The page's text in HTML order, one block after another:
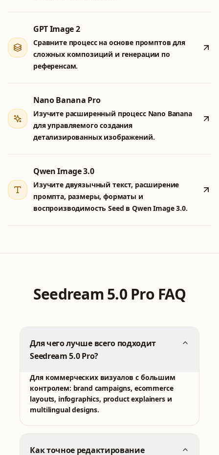
GPT Image 2
Сравните процесс на основе промптов для
сложных композиций и генерации по
референсам.
Nano Banana Pro
Изучите расширенный процесс Nano Banana
для управляемого создания
детализированных изображений.
Qwen Image 3.0
Изучите двуязычный текст, расширение
промпта, размеры, форматы и
воспроизводимость Seed в Qwen Image 3.0.
Seedream 5.0 Pro FAQ
Для чего лучше всего подходит
Seedream 5.0 Pro?
Для коммерческих визуалов с большим
контролем: brand campaigns, ecommerce
layouts, infographics, product explainers и
multilingual designs.
Как точное редактирование